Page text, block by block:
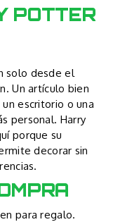
POTTER
solo desde el
Un artículo bien
escritorio o una
personal. Harry
porque su
decorar sin
para regalo.